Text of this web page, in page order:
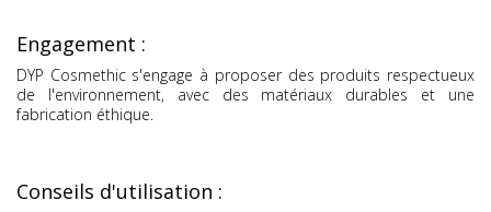
Engagement :
DYP Cosmethic s'engage à proposer des produits respectueux
de l'environnement, avec des matériaux durables et une
fabrication éthique.
Conseils d'utilisation :